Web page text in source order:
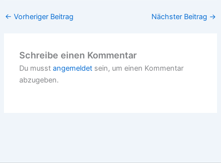
← Vorheriger Beitrag Nächster Beitrag →
Schreibe einen Kommentar
Du musstangemeldet sein, um einen Kommentar
abzugeben.